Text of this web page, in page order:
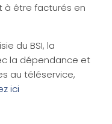
à être facturés en
du BSI, la
la dépendance et
au téléservice,
ici